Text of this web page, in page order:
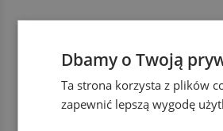
Dbamy o Twoją
Ta strona korzysta z plików
zapewnić lepszą wygodę